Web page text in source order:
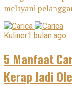
melayani
Kuliner1 bulan ago
5 Manfaat
Kerap Jadi